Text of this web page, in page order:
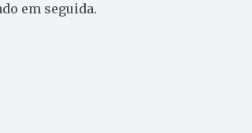
em seguida.